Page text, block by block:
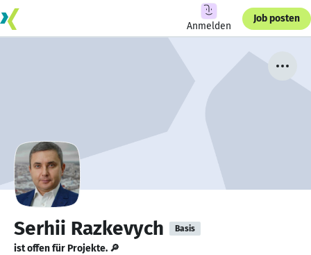
Anmelden
Job posten
Serhii Razkevych Basis
ist offen für Projekte. 🔎